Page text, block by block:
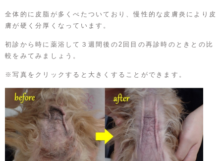
全体的に皮脂が多くべたついており、慢性的な皮膚炎により皮
膚が硬く分厚くなっています。
初診から時に薬浴して３週間後の2回目の再診時のときとの比
較をみてみましょう。
※写真をクリックすると大きくすることができます。